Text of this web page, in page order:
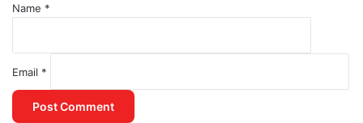
Name *
Email *